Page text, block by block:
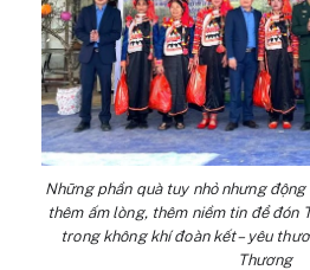
Những phần quà tuy nhỏ nhưng
thêm ấm lòng, thêm niềm tin để đón
trong không khí đoàn kết – yêu
Thương